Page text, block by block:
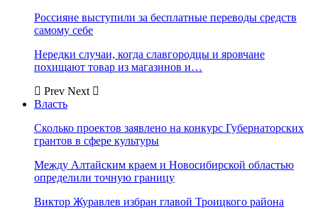
Россияне выступили за бесплатные переводы средств
самому себе
Нередки случаи, когда славгородцы и яровчане
похищают товар из магазинов и…
Prev Next
Власть
Сколько проектов заявлено на конкурс Губернаторских
грантов в сфере культуры
Между Алтайским краем и Новосибирской областью
определили точную границу
Виктор Журавлев избран главой Троицкого района